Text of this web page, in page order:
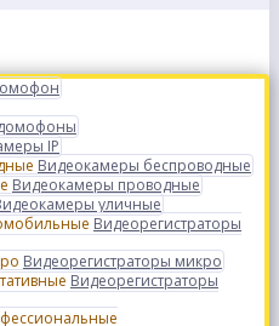
IP
Видеокамеры беспроводные
Видеокамеры проводные
уличные
Видеорегистраторы
Видеорегистраторы микро
Видеорегистраторы